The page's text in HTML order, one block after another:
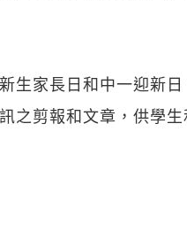
生家長日和中一迎新
之剪報和文章，供學